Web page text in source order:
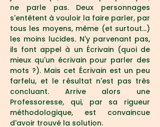
ne parle pas. Deux personnages
s'entêtent à vouloir la faire parler, par
tous les moyens, même (et surtout...)
les moins lucides. N'y parvenant pas,
ils font appel à un Écrivain (quoi de
mieux qu'un écrivain pour parler des
mots ?). Mais cet Écrivain est un peu
farfelu, et le résultat n'est pas très
concluant. Arrive alors une
Professoresse, qui, par sa rigueur
méthodologique, est convaincue
d'avoir trouvé la solution.